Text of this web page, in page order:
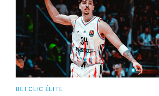
BETCLIC ÉLITE